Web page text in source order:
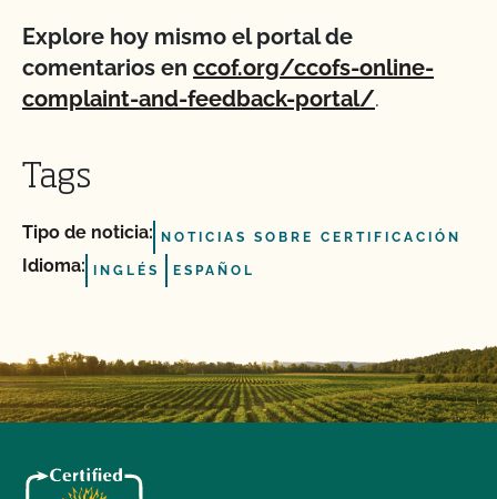
Explore hoy mismo el portal de
comentarios en ccof.org/ccofs-online-
complaint-and-feedback-portal/.
Tags
Tipo de noticia: NOTICIAS SOBRE CERTIFICACIÓN
Idioma: INGLÉS ESPAÑOL